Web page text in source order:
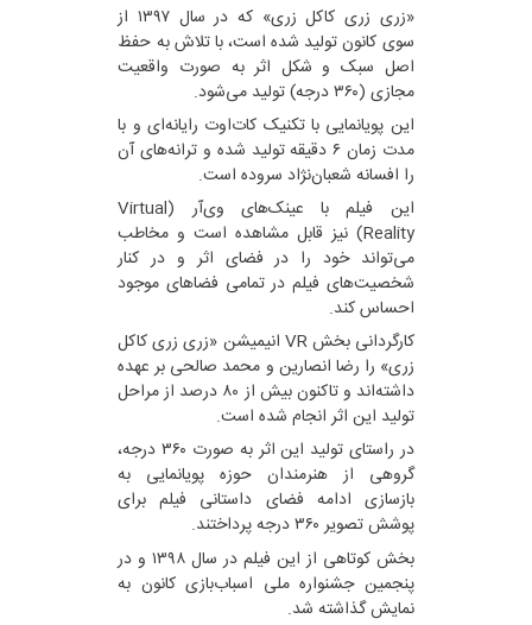
«زری زری کاکل زری» که در سال ۱۳۹۷ از
سوی کانون تولید شده است، با تلاش به حفظ
اصل سبک و شکل اثر به صورت واقعیت
مجازی (۳۶۰ درجه) تولید می‌شود.
این پویانمایی با تکنیک کات‌اوت رایانه‌ای و با
مدت زمان ۶ دقیقه تولید شده و ترانه‌های آن
را افسانه‌ شعبان‌نژاد سروده است.
این فیلم با عینک‌های وی‌آر (Virtual
Reality) نیز قابل مشاهده است و مخاطب
می‌تواند خود را در فضای اثر و در کنار
شخصیت‌های فیلم در تمامی فضاهای موجود
احساس کند.
کارگردانی بخش VR انیمیشن «زری زری کاکل
زری» را رضا انصارین و محمد صالحی بر عهده
داشته‌اند و تاکنون بیش از ۸۰ درصد از مراحل
تولید این اثر انجام شده است.
در راستای تولید این اثر به صورت ۳۶۰ درجه،
گروهی از هنرمندان حوزه پویانمایی به
بازسازی ادامه‌ فضای داستانی فیلم برای
پوشش تصویر ۳۶۰ درجه پرداختند.
بخش کوتاهی از این فیلم در سال ۱۳۹۸ و در
پنجمین جشنواره ملی اسباب‌بازی کانون به
نمایش گذاشته شد.